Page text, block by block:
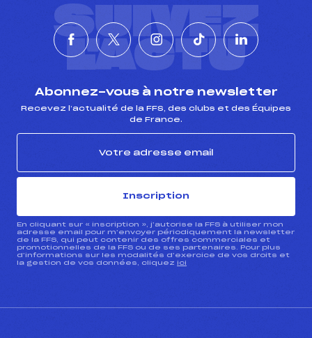
SUIVEZ
L'ACTU
Abonnez-vous à notre newsletter
Recevez l’actualité de la FFS, des clubs et des Équipes
de France.
Inscription
En cliquant sur « inscription », j’autorise la FFS à utiliser mon
adresse email pour m’envoyer périodiquement la newsletter
de la FFS, qui peut contenir des offres commerciales et
promotionnelles de la FFS ou de ses partenaires. Pour plus
d’informations sur les modalités d’exercice de vos droits et
la gestion de vos données, cliquez ici